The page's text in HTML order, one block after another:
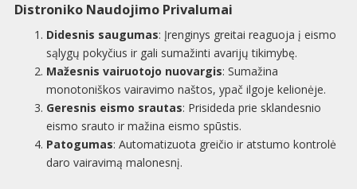
Distroniko Naudojimo Privalumai
Didesnis saugumas: Įrenginys greitai reaguoja į eismo
sąlygų pokyčius ir gali sumažinti avarijų tikimybę.
Mažesnis vairuotojo nuovargis: Sumažina
monotoniškos vairavimo naštos, ypač ilgoje kelionėje.
Geresnis eismo srautas: Prisideda prie sklandesnio
eismo srauto ir mažina eismo spūstis.
Patogumas: Automatizuota greičio ir atstumo kontrolė
daro vairavimą malonesnį.